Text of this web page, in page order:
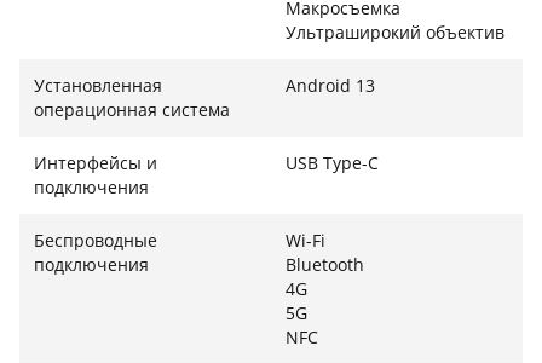
подходит для селфи и видеозвонков. Смартфон
также оснащен NFC для бесконтактных платежей и
поддерживает быструю зарядку 33 Вт, что позволяет
быстро вернуться к активному использованию.
Макросъемка
Ультраширокий объектив
Установленная
операционная система
Android 13
Интерфейсы и
подключения
USB Type-C
Беспроводные
подключения
Wi-Fi
Bluetooth
4G
5G
NFC